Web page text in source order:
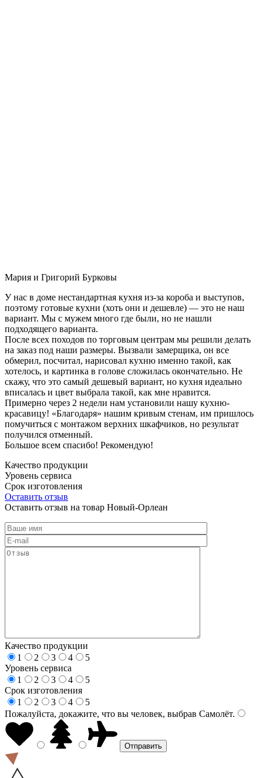
Мария и Григорий Бурковы
У нас в доме нестандартная кухня из-за короба и выступов,
поэтому готовые кухни (хоть они и дешевле) — это не наш
вариант. Мы с мужем много где были, но не нашли
подходящего варианта.
После всех походов по торговым центрам мы решили делать
на заказ под наши размеры. Вызвали замерщика, он все
обмерил, посчитал, нарисовал кухню именно такой, как
хотелось, и картинка в голове сложилась окончательно. Не
скажу, что это самый дешевый вариант, но кухня идеально
вписалась и цвет выбрала такой, как мне нравится.
Примерно через 2 недели нам установили нашу кухню-
красавицу! «Благодаря» нашим кривым стенам, им пришлось
помучиться с монтажом верхних шкафчиков, но результат
получился отменный.
Большое всем спасибо! Рекомендую!
Качество продукции
Уровень сервиса
Срок изготовления
Оставить отзыв
Оставить отзыв на товар Новый-Орлеан
Качество продукции
1
2 3 4
5
Уровень сервиса
1
2 3 4
5
Срок изготовления
1
2 3 4
5
Пожалуйста, докажите, что вы человек, выбрав Самолёт.